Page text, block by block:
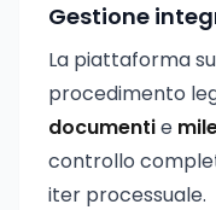
Gestione
La piattaforma
procedimento
documentie
controllo
iter processuale.